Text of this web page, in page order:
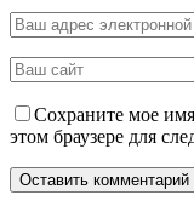
Сохраните мое
этом браузере для